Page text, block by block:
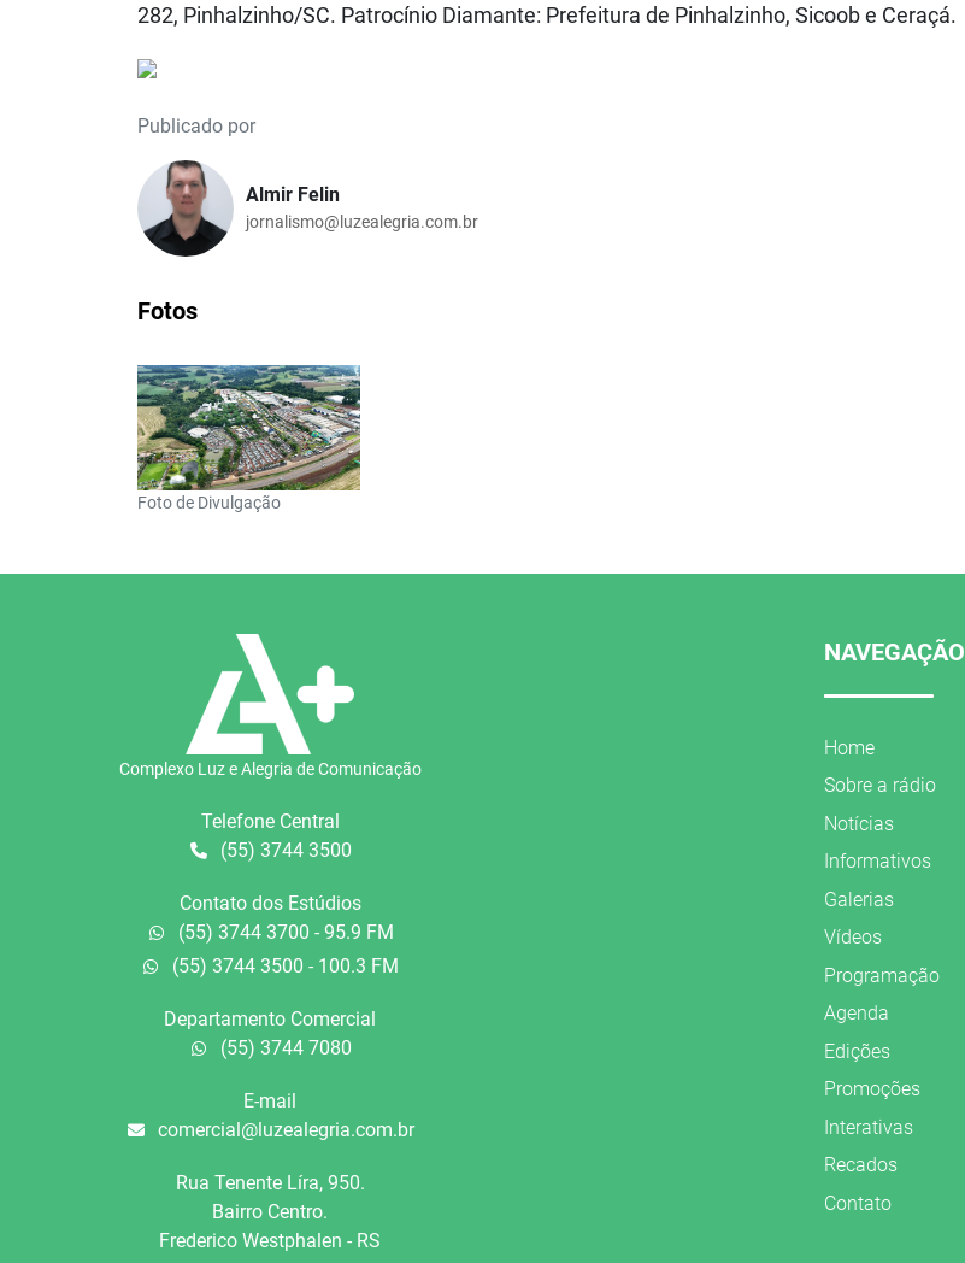
282, Pinhalzinho/SC. Patrocínio Diamante: Prefeitura de Pinhalzinho, Sicoob e Ceraçá.
Publicado por
Almir Felin
jornalismo@luzealegria.com.br
Fotos
Foto de Divulgação
Complexo Luz e Alegria de Comunicação
Telefone Central
(55) 3744 3500
Contato dos Estúdios
(55) 3744 3700 - 95.9 FM
(55) 3744 3500 - 100.3 FM
Departamento Comercial
(55) 3744 7080
E-mail
comercial@luzealegria.com.br
Rua Tenente Líra, 950.
Bairro Centro.
Frederico Westphalen - RS
NAVEGAÇÃO
Home
Sobre a rádio
Notícias
Informativos
Galerias
Vídeos
Programação
Agenda
Edições
Promoções
Interativas
Recados
Contato